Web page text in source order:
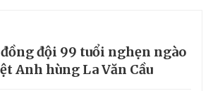
đội 99 tuổi nghẹn ngào
Anh hùng La Văn Cầu